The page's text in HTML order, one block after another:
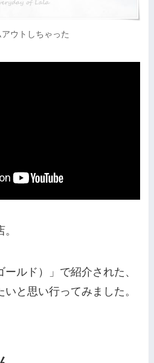
ウトしちゃった
ルド）」で紹介された、
と思い行ってみました。